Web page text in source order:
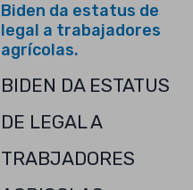
Biden da estatus de
legal a trabajadores
agrícolas.
BIDEN DA ESTATUS
DE LEGAL A
TRABJADORES